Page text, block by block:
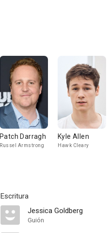
Patch Darragh
Russel Armstrong
Kyle Allen
Hawk Cleary
Escritura
Jessica Goldberg
Guión